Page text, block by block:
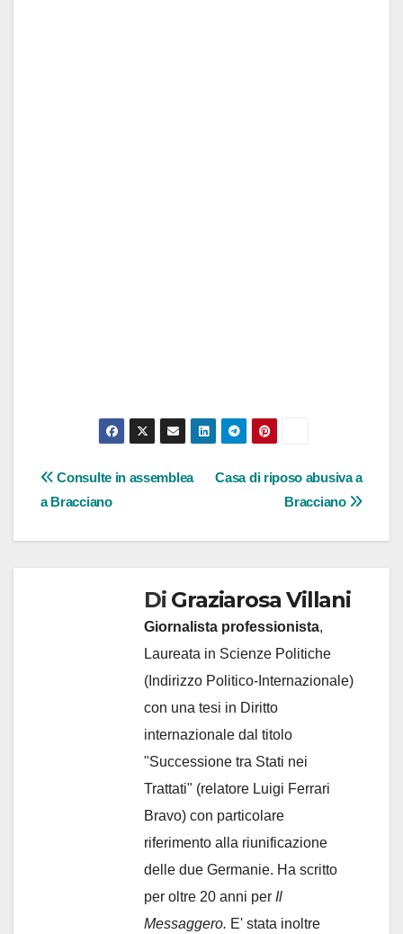
Navigazione
Casa di riposo abusiva a
Bracciano
Consulte in assemblea
a Bracciano
Di Graziarosa Villani
Giornalista professionista,
Laureata in Scienze Politiche
(Indirizzo Politico-Internazionale)
con una tesi in Diritto
internazionale dal titolo
"Successione tra Stati nei
Trattati" (relatore Luigi Ferrari
Bravo) con particolare
riferimento alla riunificazione
delle due Germanie. Ha scritto
per oltre 20 anni per Il
Messaggero. E' stata inoltre